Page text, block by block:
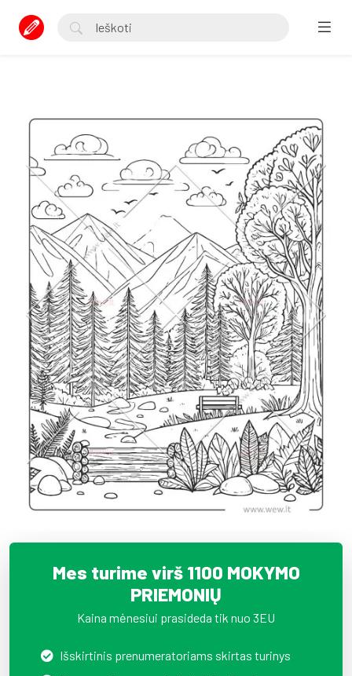
Mes turime virš 1100 MOKYMO
PRIEMONIŲ
Kaina mėnesiui prasideda tik nuo 3EU
Išskirtinis prenumeratoriams skirtas turinys